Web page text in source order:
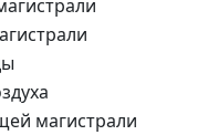
магистрали